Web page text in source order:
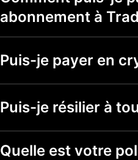
indicateurs, les
stratégies et les
actives
Durées des alertes 1 mo.
Notifications du
Webhook
conditions
abonnement à
Puis-je payer en
Puis-je résilier à
Quelle est votre